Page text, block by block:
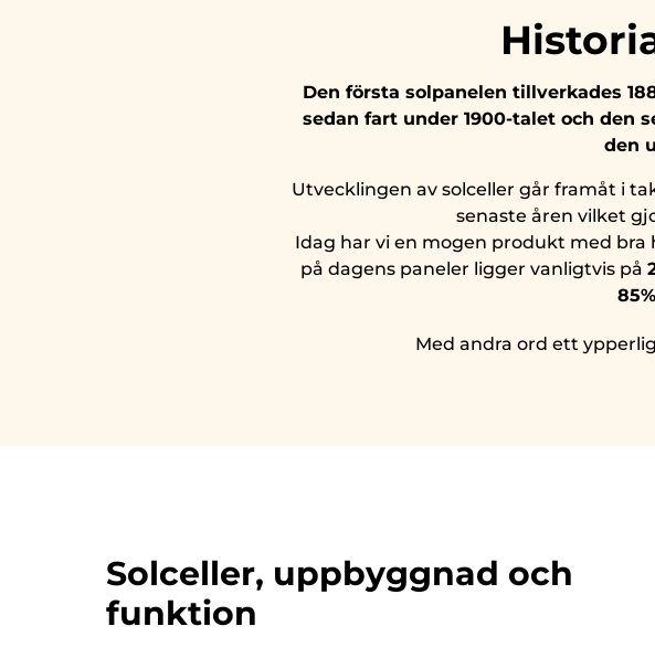
Den första solpanelen tillverkades
sedan fart under 1900-talet och den
den
Utvecklingen av solceller går framåt i
senaste åren vilket
Idag har vi en mogen produkt med
på dagens paneler ligger vanligtvis på
85%
Med andra ord ett
Solceller, uppbyggnad och
funktion